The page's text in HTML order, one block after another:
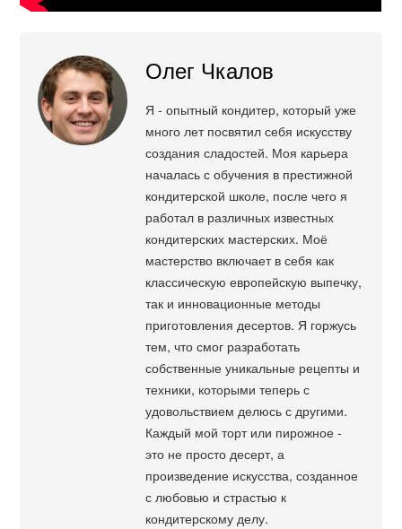
Олег Чкалов
Я - опытный кондитер, который уже
много лет посвятил себя искусству
создания сладостей. Моя карьера
началась с обучения в престижной
кондитерской школе, после чего я
работал в различных известных
кондитерских мастерских. Моё
мастерство включает в себя как
классическую европейскую выпечку,
так и инновационные методы
приготовления десертов. Я горжусь
тем, что смог разработать
собственные уникальные рецепты и
техники, которыми теперь с
удовольствием делюсь с другими.
Каждый мой торт или пирожное -
это не просто десерт, а
произведение искусства, созданное
с любовью и страстью к
кондитерскому делу.